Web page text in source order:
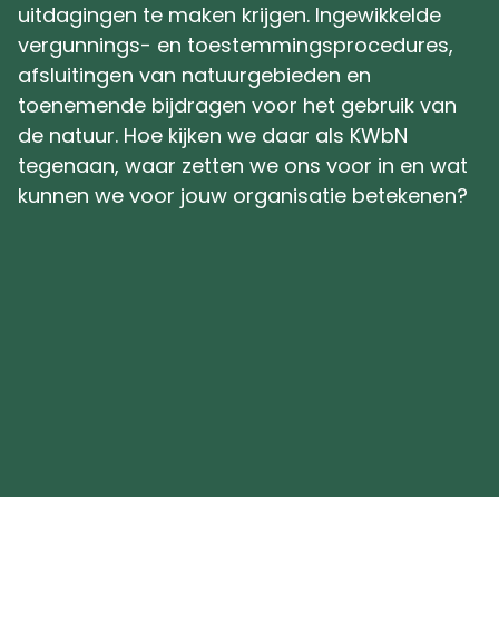
uitdagingen te maken krijgen. Ingewikkelde
vergunnings- en toestemmingsprocedures,
afsluitingen van natuurgebieden en
toenemende bijdragen voor het gebruik van
de natuur. Hoe kijken we daar als KWbN
tegenaan, waar zetten we ons voor in en wat
kunnen we voor jouw organisatie betekenen?